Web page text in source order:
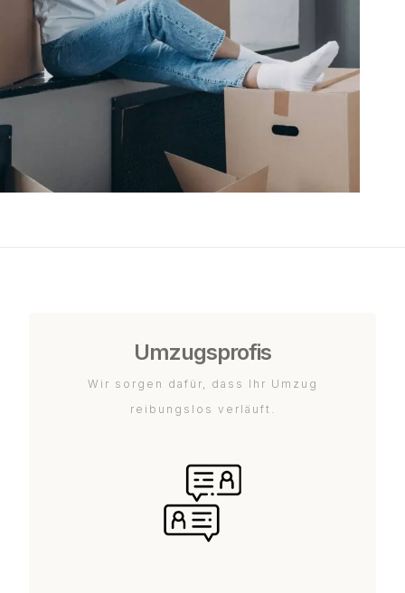
Umzugsprofis
Wir sorgen dafür, dass Ihr Umzug
reibungslos verläuft.